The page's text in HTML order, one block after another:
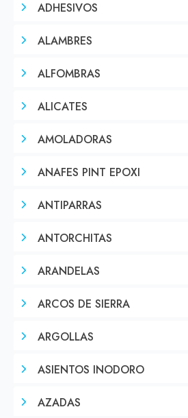
ADHESIVOS
ALAMBRES
ALFOMBRAS
ALICATES
AMOLADORAS
ANAFES PINT EPOXI
ANTIPARRAS
ANTORCHITAS
ARANDELAS
ARCOS DE SIERRA
ARGOLLAS
ASIENTOS INODORO
AZADAS